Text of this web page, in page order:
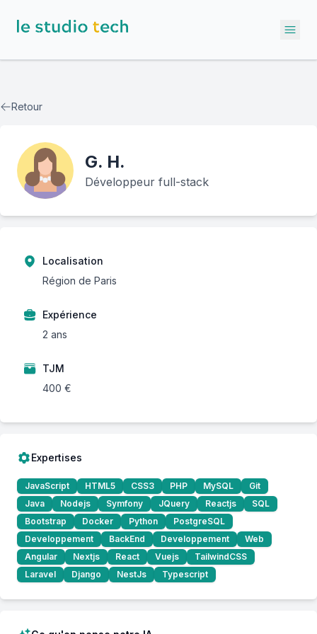
Retour
G. H.
Développeur full-stack
Localisation
Région de Paris
Expérience
2 ans
TJM
400 €
Expertises
JavaScript HTML5 CSS3 PHP MySQL
Git
Java
Nodejs Symfony JQuery Reactjs
SQL
Bootstrap
Docker Python
PostgreSQL
Developpement
BackEnd Developpement
Web
Angular
Nextjs React Vuejs
TailwindCSS
Laravel
Django NestJs Typescript